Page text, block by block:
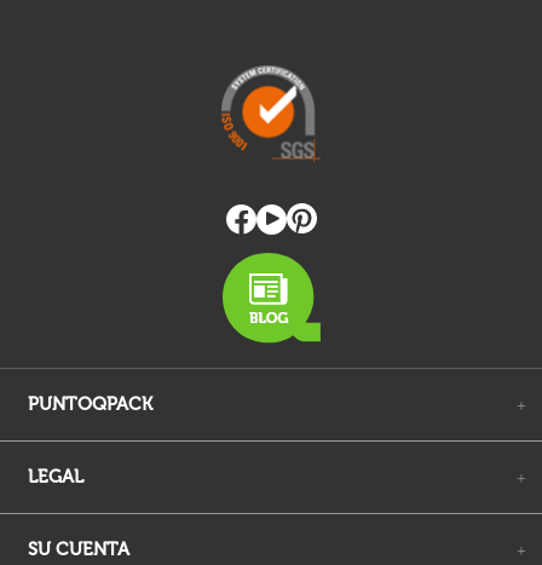
PUNTOQPACK +
LEGAL +
SU CUENTA +